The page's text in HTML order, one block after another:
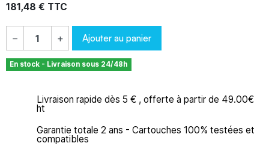
181,48 € TTC
− + Ajouter au panier
En stock - Livraison sous 24/48h
Livraison rapide dès 5 € , offerte à partir de 49.00€
ht
Garantie totale 2 ans - Cartouches 100% testées et
compatibles